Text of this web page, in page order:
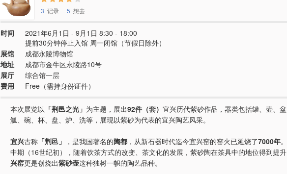
3 记录 5 想去
时间
2021年6月1日 - 9月1日 8:30 - 18:00
提前30分钟停止入馆 周一闭馆（节假日除外）
展馆
成都永陵博物馆
地址
成都市金牛区永陵路10号
展厅
综合馆一层
费用
Free（需持身份证件）
本次展览以 「荆邑之光」 为主题，展出92件（套） 宜兴历代紫砂作品，器类包括罐、壶、盆
觚、碗、杯、盘、炉、洗等，展现以紫砂为代表的宜兴陶艺风采。
宜兴古称 「荆邑」 ，是我国著名的陶都 ，从新石器时代迄今宜兴窑的窑火已延烧了7000年
中期（16世纪初），随着饮茶方式的改变、茶文化的发展，紫砂陶在茶具中的地位得到提升
兴窑更是创烧出紫砂壶这种独树一帜的陶艺品种。